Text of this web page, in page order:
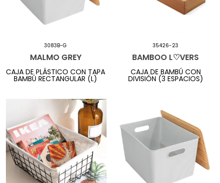
3083B-G
MALMO GREY
CAJA DE PLÁSTICO CON TAPA
BAMBÚ RECTANGULAR (L)
35426-23
BAMBOO L♡VERS
CAJA DE BAMBÚ CON
DIVISIÓN (3 ESPACIOS)